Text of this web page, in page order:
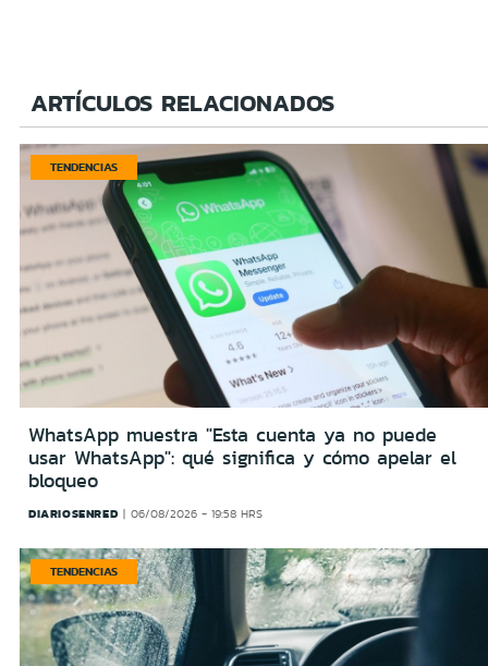
ARTÍCULOS RELACIONADOS
TENDENCIAS
WhatsApp muestra "Esta cuenta ya no puede
usar WhatsApp": qué significa y cómo apelar el
bloqueo
DIARIOSENRED 06/08/2026 - 19:58 HRS
TENDENCIAS